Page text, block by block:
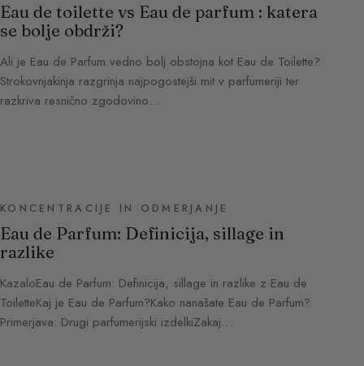
Eau de toilette vs Eau de parfum : katera
se bolje obdrži?
Ali je Eau de Parfum vedno bolj obstojna kot Eau de Toilette?
Strokovnjakinja razgrinja najpogostejši mit v parfumeriji ter
razkriva resnično zgodovino…
KONCENTRACIJE IN ODMERJANJE
Eau de Parfum: Definicija, sillage in
razlike
KazaloEau de Parfum: Definicija, sillage in razlike z Eau de
ToiletteKaj je Eau de Parfum?Kako nanašate Eau de Parfum?
Primerjava: Drugi parfumerijski izdelkiZakaj…